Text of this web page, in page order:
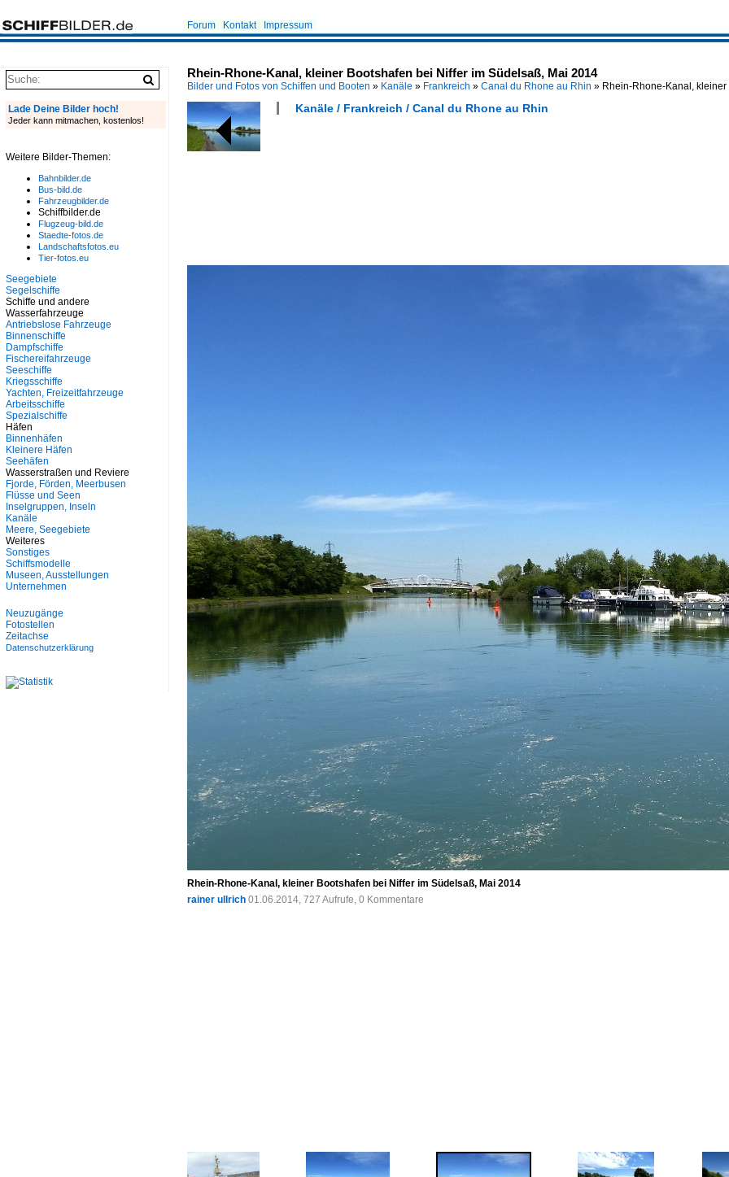
Forum Kontakt Impressum
Rhein-Rhone-Kanal, kleiner Bootshafen bei Niffer im Südelsaß, Mai 2014
Bilder und Fotos von Schiffen und Booten » Kanäle » Frankreich » Canal du Rhone au Rhin » Rhein-Rhone-Kanal,
Kanäle / Frankreich / Canal du Rhone au Rhin
Rhein-Rhone-Kanal, kleiner Bootshafen bei Niffer im Südelsaß, Mai 2014
rainer ullrich 01.06.2014, 727 Aufrufe, 0 Kommentare
Lade Deine Bilder hoch!
Jeder kann mitmachen, kostenlos!
Weitere Bilder-Themen:
Bahnbilder.de
Bus-bild.de
Fahrzeugbilder.de
Schiffbilder.de
Flugzeug-bild.de
Staedte-fotos.de
Landschaftsfotos.eu
Tier-fotos.eu
Seegebiete
Segelschiffe
Schiffe und andere
Wasserfahrzeuge
Antriebslose Fahrzeuge
Binnenschiffe
Dampfschiffe
Fischereifahrzeuge
Seeschiffe
Kriegsschiffe
Yachten, Freizeitfahrzeuge
Arbeitsschiffe
Spezialschiffe
Häfen
Binnenhäfen
Kleinere Häfen
Seehäfen
Wasserstraßen und Reviere
Fjorde, Förden, Meerbusen
Flüsse und Seen
Inselgruppen, Inseln
Kanäle
Meere, Seegebiete
Weiteres
Sonstiges
Schiffsmodelle
Museen, Ausstellungen
Unternehmen
Neuzugänge
Fotostellen
Zeitachse
Datenschutzerklärung